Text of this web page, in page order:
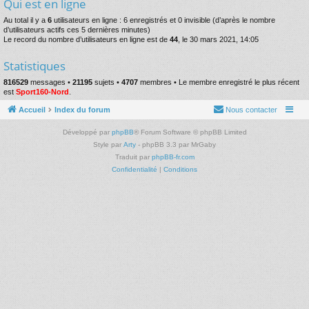
Qui est en ligne
Au total il y a 6 utilisateurs en ligne : 6 enregistrés et 0 invisible (d’après le nombre
d’utilisateurs actifs ces 5 dernières minutes)
Le record du nombre d’utilisateurs en ligne est de 44 , le 30 mars 2021, 14:05
Statistiques
816529 messages • 21195 sujets • 4707 membres • Le membre enregistré le plus récent
est Sport160-Nord
Accueil Index du forum Nous contacter
Développé par phpBB® Forum Software © phpBB Limited
Style par Arty - phpBB 3.3 par MrGaby
Traduit par phpBB-fr.com
Confidentialité | Conditions